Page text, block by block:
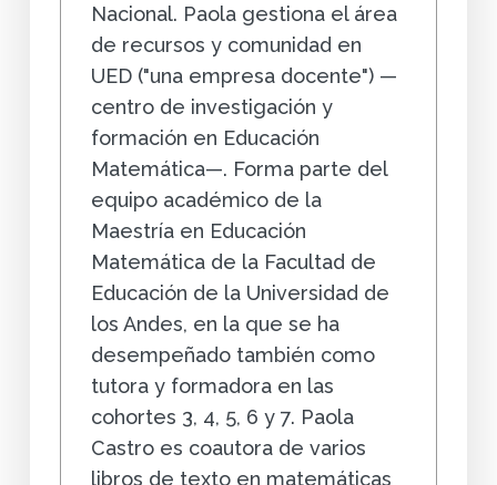
Nacional. Paola gestiona el área
de recursos y comunidad en
UED ("una empresa docente") —
centro de investigación y
formación en Educación
Matemática—. Forma parte del
equipo académico de la
Maestría en Educación
Matemática de la Facultad de
Educación de la Universidad de
los Andes, en la que se ha
desempeñado también como
tutora y formadora en las
cohortes 3, 4, 5, 6 y 7. Paola
Castro es coautora de varios
libros de texto en matemáticas